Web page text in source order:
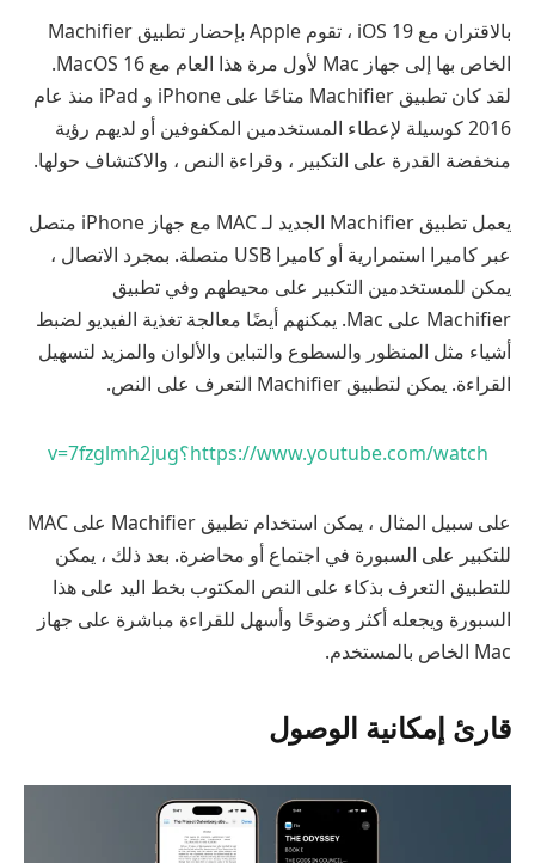
بالاقتران مع iOS 19 ، تقوم Apple بإحضار تطبيق Machifier
الخاص بها إلى جهاز Mac لأول مرة هذا العام مع MacOS 16.
لقد كان تطبيق Machifier متاحًا على iPhone و iPad منذ عام
2016 كوسيلة لإعطاء المستخدمين المكفوفين أو لديهم رؤية
منخفضة القدرة على التكبير ، وقراءة النص ، والاكتشاف حولها.
يعمل تطبيق Machifier الجديد لـ MAC مع جهاز iPhone متصل
عبر كاميرا استمرارية أو كاميرا USB متصلة. بمجرد الاتصال ،
يمكن للمستخدمين التكبير على محيطهم وفي تطبيق
Machifier على Mac. يمكنهم أيضًا معالجة تغذية الفيديو لضبط
أشياء مثل المنظور والسطوع والتباين والألوان والمزيد لتسهيل
القراءة. يمكن لتطبيق Machifier التعرف على النص.
https://www.youtube.com/watch؟v=7fzglmh2jug
على سبيل المثال ، يمكن استخدام تطبيق Machifier على MAC
للتكبير على السبورة في اجتماع أو محاضرة. بعد ذلك ، يمكن
للتطبيق التعرف بذكاء على النص المكتوب بخط اليد على هذا
السبورة ويجعله أكثر وضوحًا وأسهل للقراءة مباشرة على جهاز
Mac الخاص بالمستخدم.
قارئ إمكانية الوصول